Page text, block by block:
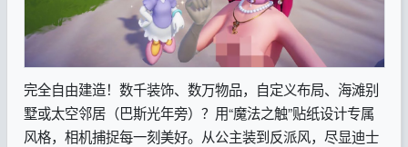
完全自由建造！数千装饰、数万物品，自定义布局、海滩别
墅或太空邻居（巴斯光年旁）？用“魔法之触”贴纸设计专属
风格，相机捕捉每一刻美好。从公主装到反派风，尽显迪士